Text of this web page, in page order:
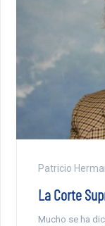
Patricio
La Corte
Mucho se ha